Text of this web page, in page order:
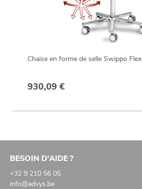
Chaise en forme de selle Swippo Flex
930,09 €
BESOIN D'AIDE ?
+32 9 210 56 05
info@advys.be